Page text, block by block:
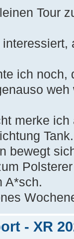
Tour
ich noch,
merke
bewegt
A*sch.
- XR